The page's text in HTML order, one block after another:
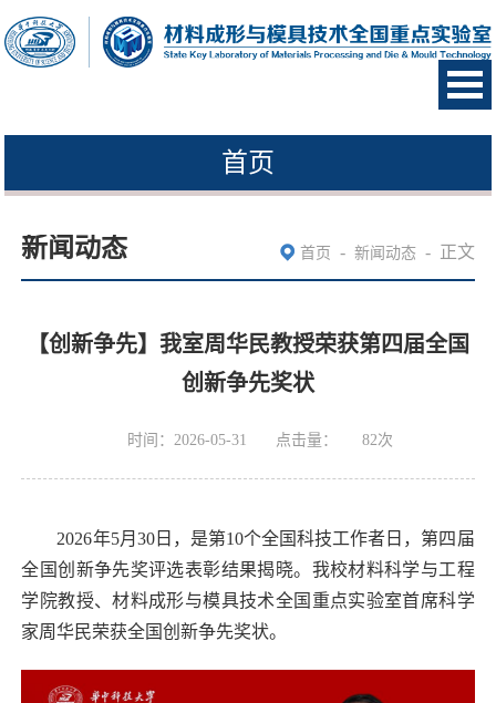
首页
新闻动态 首页 - 新闻动态 - 正文
【创新争先】我室周华民教授荣获第四届全国
创新争先奖状
时间：2026-05-31 点击量： 82次
2026年5月30日，是第10个全国科技工作者日，第四届
全国创新争先奖评选表彰结果揭晓。我校材料科学与工程
学院教授、材料成形与模具技术全国重点实验室首席科学
家周华民荣获全国创新争先奖状。